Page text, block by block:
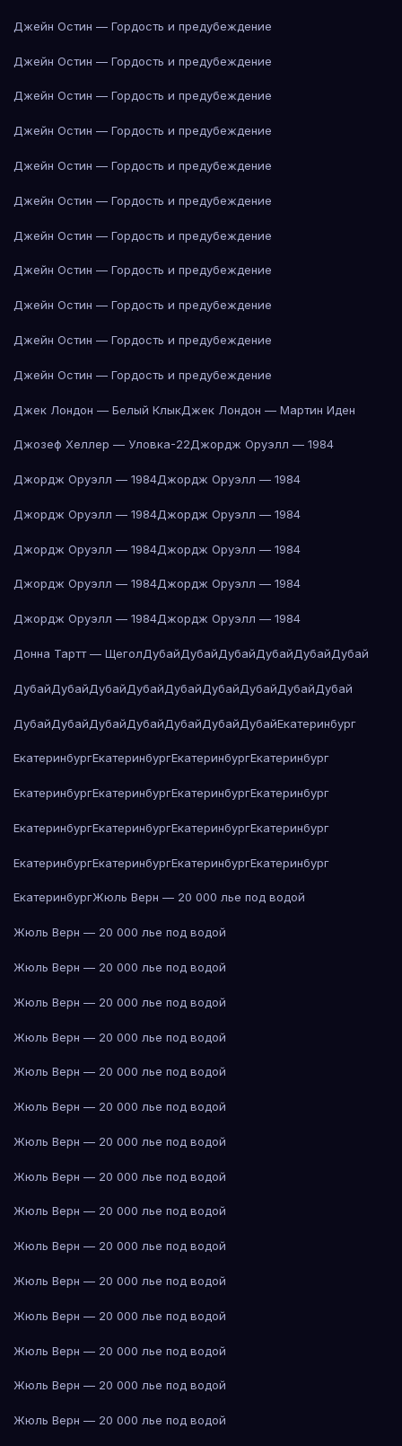
Джейн Остин — Гордость и предубеждение
Джейн Остин — Гордость и предубеждение
Джейн Остин — Гордость и предубеждение
Джейн Остин — Гордость и предубеждение
Джейн Остин — Гордость и предубеждение
Джейн Остин — Гордость и предубеждение
Джейн Остин — Гордость и предубеждение
Джейн Остин — Гордость и предубеждение
Джейн Остин — Гордость и предубеждение
Джейн Остин — Гордость и предубеждение
Джейн Остин — Гордость и предубеждение
Джек Лондон — Белый КлыкДжек Лондон — Мартин Иден
Джозеф Хеллер — Уловка-22Джордж Оруэлл — 1984
Джордж Оруэлл — 1984Джордж Оруэлл — 1984
Джордж Оруэлл — 1984Джордж Оруэлл — 1984
Джордж Оруэлл — 1984Джордж Оруэлл — 1984
Джордж Оруэлл — 1984Джордж Оруэлл — 1984
Джордж Оруэлл — 1984Джордж Оруэлл — 1984
Донна Тартт — ЩеголДубайДубайДубайДубайДубайДубай
ДубайДубайДубайДубайДубайДубайДубайДубайДубай
ДубайДубайДубайДубайДубайДубайДубайЕкатеринбург
ЕкатеринбургЕкатеринбургЕкатеринбургЕкатеринбург
ЕкатеринбургЕкатеринбургЕкатеринбургЕкатеринбург
ЕкатеринбургЕкатеринбургЕкатеринбургЕкатеринбург
ЕкатеринбургЕкатеринбургЕкатеринбургЕкатеринбург
ЕкатеринбургЖюль Верн — 20 000 лье под водой
Жюль Верн — 20 000 лье под водой
Жюль Верн — 20 000 лье под водой
Жюль Верн — 20 000 лье под водой
Жюль Верн — 20 000 лье под водой
Жюль Верн — 20 000 лье под водой
Жюль Верн — 20 000 лье под водой
Жюль Верн — 20 000 лье под водой
Жюль Верн — 20 000 лье под водой
Жюль Верн — 20 000 лье под водой
Жюль Верн — 20 000 лье под водой
Жюль Верн — 20 000 лье под водой
Жюль Верн — 20 000 лье под водой
Жюль Верн — 20 000 лье под водой
Жюль Верн — 20 000 лье под водой
Жюль Верн — 20 000 лье под водой